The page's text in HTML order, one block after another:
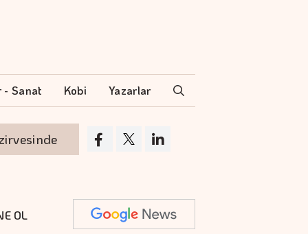
- Sanat Kobi Yazarlar
Borsa günün ilk yarısında değer
OL